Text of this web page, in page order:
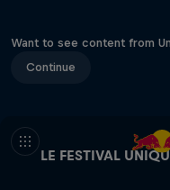
Want to see content from
Continue
LE FESTIVAL